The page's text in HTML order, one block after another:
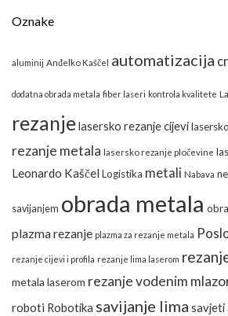
Oznake
aluminij Anđelko Kaščel automatizacija
dodatna obrada metala fiber laseri kontrola kvalitete
rezanjelasersko rezanje cijevi
rezanje metala lasersko rezanje pločevine
Leonardo Kaščel Logistika metali Nabava
savijanjem obrada metala
plazma rezanje plazma za rezanje metala
rezanje cijevi i profila rezanje lima laserom
metala laserom rezanje vodenim
roboti Robotika savijanje lima savjeti